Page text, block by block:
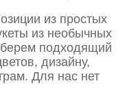
из простых
из необычных
подходящий
дизайну,
Для нас нет